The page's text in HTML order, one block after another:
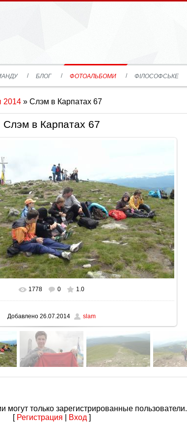
БЛОГ ФОТОАЛЬБОМИ ФІЛОСОФСЬКЕ
2014 » Слэм в Карпатах 67
Слэм в Карпатах 67
В реальном размере 1024x576
1778 0 1.0
Добавлено 26.07.2014 slam
могут только зарегистрированные пользователи.
[ Регистрация Вход ]